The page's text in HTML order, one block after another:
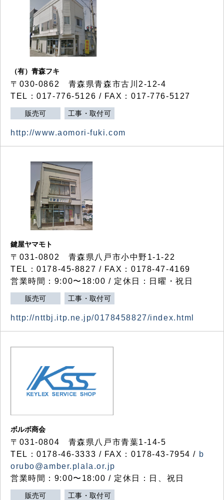
（有）青森フキ
〒030-0862 青森県青森市古川2-12-4
TEL：017-776-5126 / FAX：017-776-5127
販売可 工事・取付可
http://www.aomori-fuki.com
鍵屋ヤマモト
〒031-0802 青森県八戸市小中野1-1-22
TEL：0178-45-8827 / FAX：0178-47-4169
営業時間：9:00〜18:00 / 定休日：日曜・祝日
販売可 工事・取付可
http://nttbj.itp.ne.jp/0178458827/index.html
ボルボ商会
〒031-0804 青森県八戸市青葉1-14-5
TEL：0178-46-3333 / FAX：0178-43-7954 / b
orubo@amber.plala.or.jp
営業時間：9:00〜18:00 / 定休日：日、祝日
販売可 工事・取付可